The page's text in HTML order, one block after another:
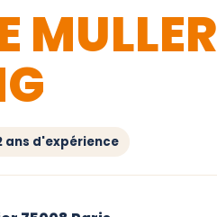
MULLER
ans d'expérience